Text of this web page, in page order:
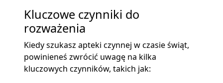
Kluczowe czynniki do
rozważenia
Kiedy szukasz apteki czynnej w czasie świąt,
powinieneś zwrócić uwagę na kilka
kluczowych czynników, takich jak: